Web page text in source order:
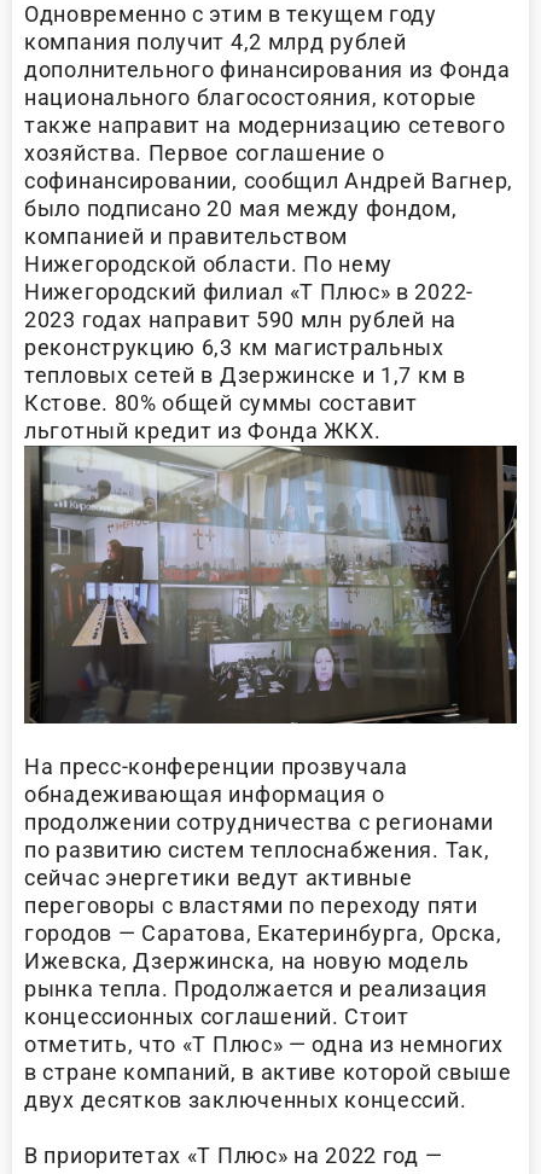
Одновременно с этим в текущем году
компания получит 4,2 млрд рублей
дополнительного финансирования из Фонда
национального благосостояния, которые
также направит на модернизацию сетевого
хозяйства. Первое соглашение о
софинансировании, сообщил Андрей Вагнер,
было подписано 20 мая между фондом,
компанией и правительством
Нижегородской области. По нему
Нижегородский филиал «Т Плюс» в 2022-
2023 годах направит 590 млн рублей на
реконструкцию 6,3 км магистральных
тепловых сетей в Дзержинске и 1,7 км в
Кстове. 80% общей суммы составит
льготный кредит из Фонда ЖКХ.
На пресс-конференции прозвучала
обнадеживающая информация о
продолжении сотрудничества с регионами
по развитию систем теплоснабжения. Так,
сейчас энергетики ведут активные
переговоры с властями по переходу пяти
городов — Саратова, Екатеринбурга, Орска,
Ижевска, Дзержинска, на новую модель
рынка тепла. Продолжается и реализация
концессионных соглашений. Стоит
отметить, что «Т Плюс» — одна из немногих
в стране компаний, в активе которой свыше
двух десятков заключенных концессий.
В приоритетах «Т Плюс» на 2022 год —